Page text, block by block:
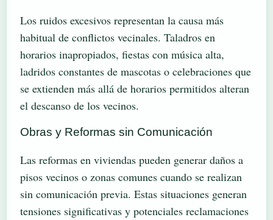
Los ruidos excesivos representan la causa más
habitual de conflictos vecinales. Taladros en
horarios inapropiados, fiestas con música alta,
ladridos constantes de mascotas o celebraciones que
se extienden más allá de horarios permitidos alteran
el descanso de los vecinos.
Obras y Reformas sin Comunicación
Las reformas en viviendas pueden generar daños a
pisos vecinos o zonas comunes cuando se realizan
sin comunicación previa. Estas situaciones generan
tensiones significativas y potenciales reclamaciones